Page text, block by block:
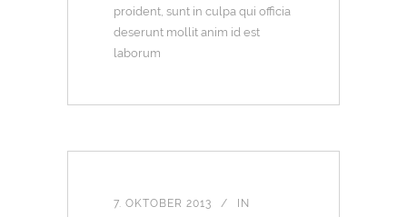
proident, sunt in culpa qui officia
deserunt mollit anim id est
laborum
7. OKTOBER 2013 IN